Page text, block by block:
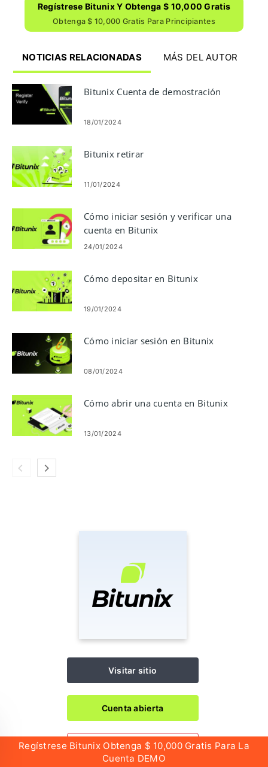
Regístrese Bitunix Y Obtenga $ 10,000 Gratis
Obtenga $ 10,000 Gratis Para Principiantes
NOTICIAS RELACIONADAS MÁS DEL AUTOR
Bitunix Cuenta de demostración
18/01/2024
Bitunix retirar
11/01/2024
Cómo iniciar sesión y verificar una
cuenta en Bitunix
24/01/2024
Cómo depositar en Bitunix
19/01/2024
Cómo iniciar sesión en Bitunix
08/01/2024
Cómo abrir una cuenta en Bitunix
13/01/2024
Visitar sitio
Cuenta abierta
Bono Gratis
Regístrese Bitunix Obtenga $ 10,000 Gratis Para La
Cuenta DEMO